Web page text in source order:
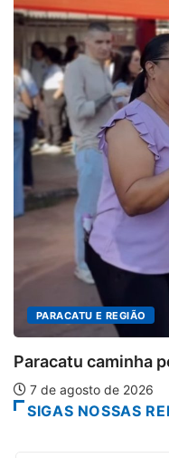
da Lei...
SIGAS NOSSAS